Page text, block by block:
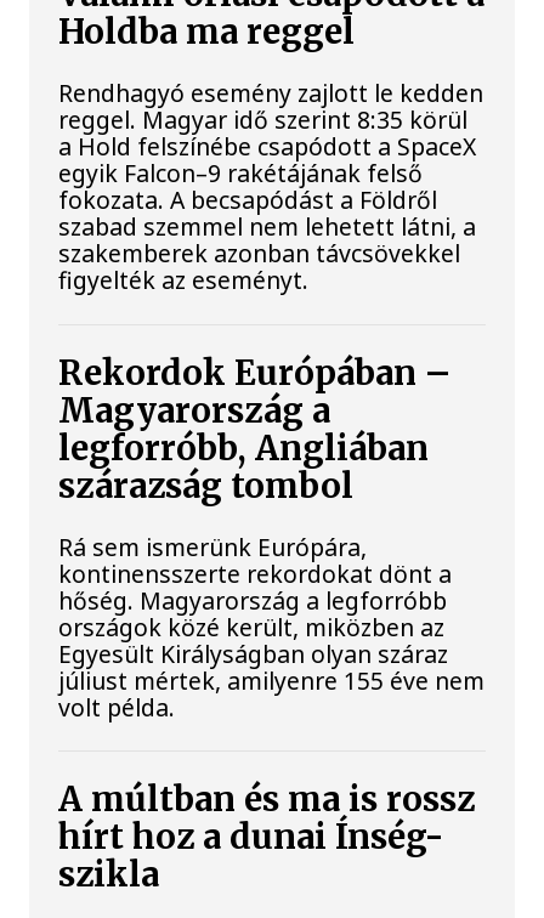
Holdba ma reggel
Rendhagyó esemény zajlott le kedden
reggel. Magyar idő szerint 8:35 körül
a Hold felszínébe csapódott a SpaceX
egyik Falcon–9 rakétájának felső
fokozata. A becsapódást a Földről
szabad szemmel nem lehetett látni, a
szakemberek azonban távcsövekkel
figyelték az eseményt.
Rekordok Európában –
Magyarország a
legforróbb, Angliában
szárazság tombol
Rá sem ismerünk Európára,
kontinensszerte rekordokat dönt a
hőség. Magyarország a legforróbb
országok közé került, miközben az
Egyesült Királyságban olyan száraz
júliust mértek, amilyenre 155 éve nem
volt példa.
A múltban és ma is rossz
hírt hoz a dunai Ínség-
szikla